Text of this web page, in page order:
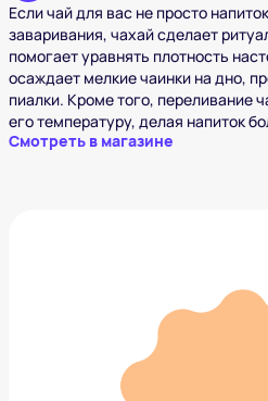
Если чай для вас не просто
заваривания, чахай сделает
помогает уравнять плотность
осаждает мелкие чаинки на дно,
пиалки. Кроме того, переливание
его температуру, делая напиток
Смотреть в магазине